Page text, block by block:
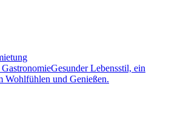
Gesunder Lebensstil, ein
Wohlfühlen und Genießen.